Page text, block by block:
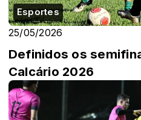
Esportes
25/05/2026
Definidos os
Calcário 2026